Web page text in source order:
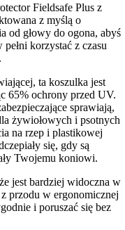
Fieldsafe Plus z
z myślą o
od głowy do ogona, abyś
korzystać z czasu
ta koszulka jest
65% ochrony przed UV.
sprawiają,
żywiołowych i psotnych
na rzep i plastikowej
się, gdy są
Twojemu koniowi.
jest bardziej widoczna w
przodu w ergonomicznej
i poruszać się bez